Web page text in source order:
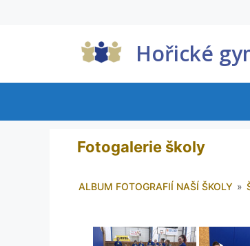
Hořické
Fotogalerie školy
ALBUM FOTOGRAFIÍ NAŠÍ ŠKOLY »